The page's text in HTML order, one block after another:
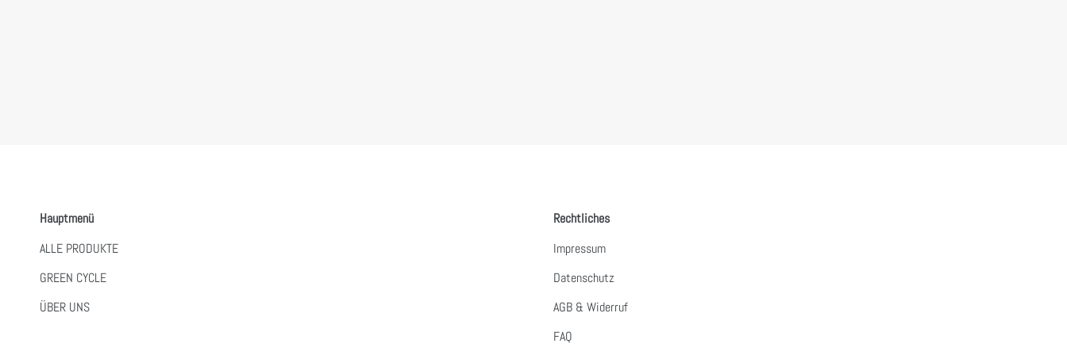
Hauptmenü
ALLE PRODUKTE
GREEN CYCLE
ÜBER UNS
Rechtliches
Impressum
Datenschutz
AGB & Widerruf
FAQ